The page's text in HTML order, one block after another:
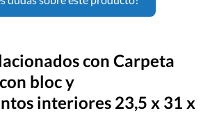
con Carpeta
bloc y
interiores 23,5 x 31 x